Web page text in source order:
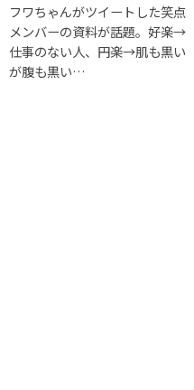
フワちゃんがツイートした笑点
メンバーの資料が話題。好楽→
仕事のない人、円楽→肌も黒い
が腹も黒い…